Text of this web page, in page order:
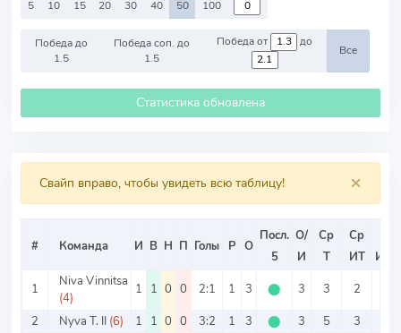
5 10 15 20 30 40 50 100
Победа до
1.5
Победа соп. до
1.5
Победа от до
Все
Статистика обновлена
×
Свайп вправо, чтобы увидеть всю таблицу!
# Команда И В Н П Голы Р О
Посл.
5
О/
И
Ср
Т
Ср
ИТ
ИТ2
1
Niva Vinnitsa
(4)
1 1 0 0 2:1 1 3 ⬤ 3 3 2
2
Nyva T. II (6) 1 1 0 0 3:2 1 3 ⬤ 3 5 3